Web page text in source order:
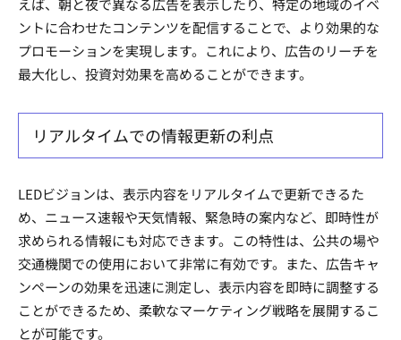
えば、朝と夜で異なる広告を表示したり、特定の地域のイベ
ントに合わせたコンテンツを配信することで、より効果的な
プロモーションを実現します。これにより、広告のリーチを
最大化し、投資対効果を高めることができます。
リアルタイムでの情報更新の利点
LEDビジョンは、表示内容をリアルタイムで更新できるた
め、ニュース速報や天気情報、緊急時の案内など、即時性が
求められる情報にも対応できます。この特性は、公共の場や
交通機関での使用において非常に有効です。また、広告キャ
ンペーンの効果を迅速に測定し、表示内容を即時に調整する
ことができるため、柔軟なマーケティング戦略を展開するこ
とが可能です。